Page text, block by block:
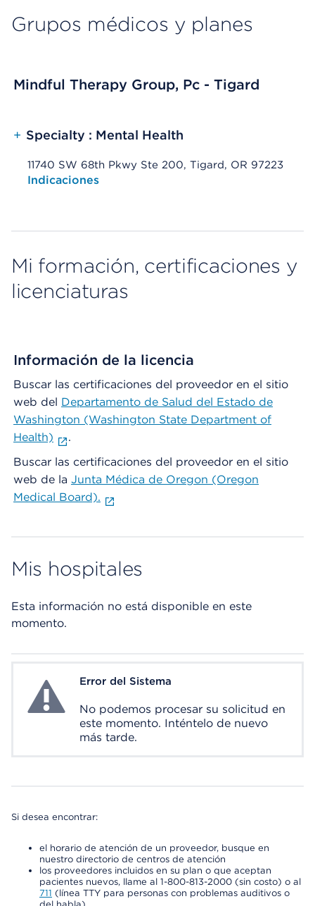
Grupos médicos y planes
Mindful Therapy Group, Pc - Tigard
+ Specialty : Mental Health
11740 SW 68th Pkwy Ste 200, Tigard, OR 97223
Opens native map application on mobile devices
Indicaciones
Mi formación, certificaciones y
licenciaturas
Información de la licencia
Buscar las certificaciones del proveedor en el sitio
web del Departamento de Salud del Estado de
Washington (Washington State Department of
Health)
.
Buscar las certificaciones del proveedor en el sitio
web de la Junta Médica de Oregon (Oregon
Medical Board).
Mis hospitales
Esta información no está disponible en este
momento.
System ErrorError del Sistema
No podemos procesar su solicitud en
este momento. Inténtelo de nuevo
más tarde.
Si desea encontrar:
el horario de atención de un proveedor, busque en
nuestro directorio de centros de atención
los proveedores incluidos en su plan o que aceptan
pacientes nuevos, llame al 1-800-813-2000 (sin costo) o al
711 (línea TTY para personas con problemas auditivos o